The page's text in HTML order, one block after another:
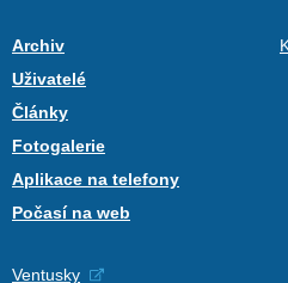
Archiv
Uživatelé
Články
Fotogalerie
Aplikace na telefony
Počasí na web
Ventusky